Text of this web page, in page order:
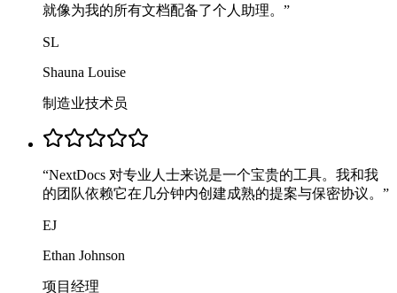
就像为我的所有文档配备了个人助理。 ”
SL
Shauna Louise
制造业技术员
“NextDocs 对专业人士来说是一个宝贵的工具。我和我
的团队依赖它在几分钟内创建成熟的提案与保密协议。 ”
EJ
Ethan Johnson
项目经理